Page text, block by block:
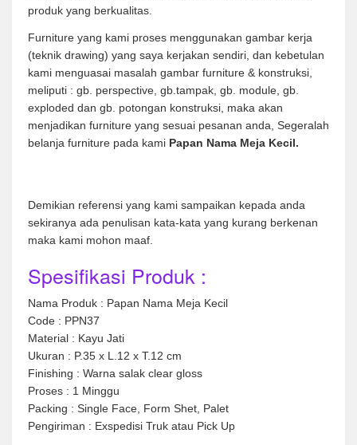
produk yang berkualitas.
Furniture yang kami proses menggunakan gambar kerja
(teknik drawing) yang saya kerjakan sendiri, dan kebetulan
kami menguasai masalah gambar furniture & konstruksi,
meliputi : gb. perspective, gb.tampak, gb. module, gb.
exploded dan gb. potongan konstruksi, maka akan
menjadikan furniture yang sesuai pesanan anda, Segeralah
belanja furniture pada kami Papan Nama Meja Kecil.
Demikian referensi yang kami sampaikan kepada anda
sekiranya ada penulisan kata-kata yang kurang berkenan
maka kami mohon maaf.
Spesifikasi Produk :
Nama Produk : Papan Nama Meja Kecil
Code : PPN37
Material : Kayu Jati
Ukuran : P.35 x L.12 x T.12 cm
Finishing : Warna salak clear gloss
Proses : 1 Minggu
Packing : Single Face, Form Shet, Palet
Pengiriman : Exspedisi Truk atau Pick Up